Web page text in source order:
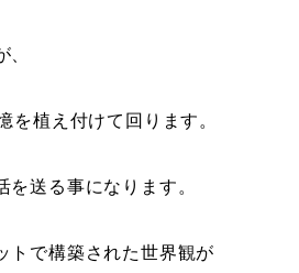
を植え付けて回ります。
送る事になります。
トで構築された世界観が